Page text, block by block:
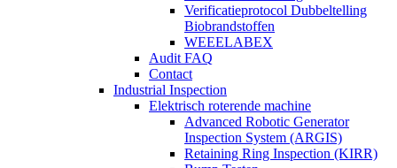
Verificatieprotocol Dubbeltelling
Biobrandstoffen
WEEELABEX
Audit FAQ
Contact
Industrial Inspection
Elektrisch roterende machine
Advanced Robotic Generator
Inspection System (ARGIS)
Retaining Ring Inspection (KIRR)